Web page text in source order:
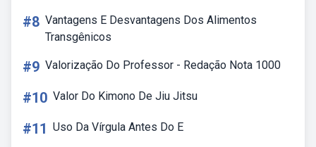
#8 Vantagens E Desvantagens Dos Alimentos
Transgênicos
#9 Valorização Do Professor - Redação Nota 1000
#10 Valor Do Kimono De Jiu Jitsu
#11 Uso Da Vírgula Antes Do E